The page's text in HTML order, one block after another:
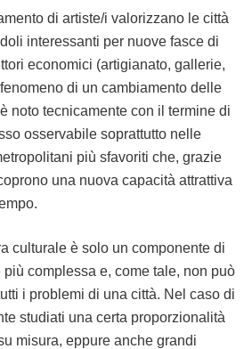
di artiste/i val­oriz­zano le cit­tà
inter­es­san­ti per nuove fasce di
eco­nomi­ci (arti­giana­to, gal­lerie,
di un cam­bi­a­men­to delle
noto tec­ni­ca­mente con il ter­mine di
osserv­abile soprat­tut­to nelle
più sfa­voriti che, gra­zie
una nuo­va capac­ità attrat­ti­va
cul­tur­ale è solo un com­po­nente di
più com­p­lessa e, come tale, non può
i prob­le­mi di una cit­tà. Nel caso di
stu­diati una cer­ta pro­porzion­al­ità
misura, eppure anche gran­di